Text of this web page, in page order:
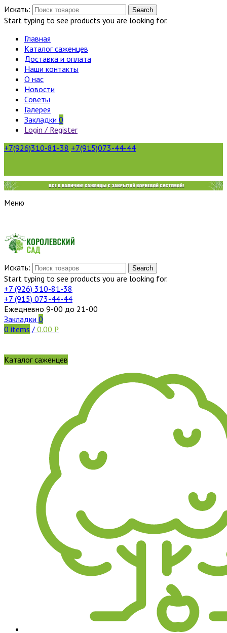
Искать: Search
Start typing to see products you are looking for.
Главная
Каталог саженцев
Доставка и оплата
Наши контакты
О нас
Новости
Советы
Галерея
Закладки 0
Login / Register
+7(926)310-81-38 +7(915)073-44-44
Меню
Искать: Search
Start typing to see products you are looking for.
+7 (926) 310-81-38
+7 (915) 073-44-44
Ежедневно 9-00 до 21-00
Закладки 0
0 items / 0.00 Р
Каталог саженцев